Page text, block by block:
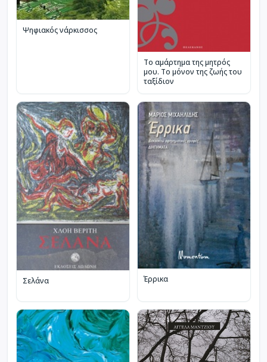
Ψηφιακός νάρκισσος
Το αμάρτημα της μητρός
μου. Το μόνον της ζωής του
ταξίδιον
Σελάνα Έρρικα